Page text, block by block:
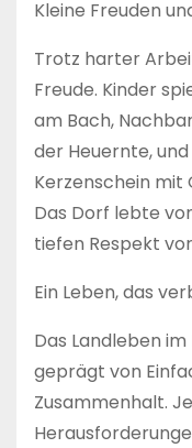
Kleine Freuden
Trotz harter
Freude. Kinder
am Bach,
der Heuernte,
Kerzenschein mit
Das Dorf lebte
tiefen Respekt
Ein Leben, das
Das Landleben
geprägt von
Zusammenhalt.